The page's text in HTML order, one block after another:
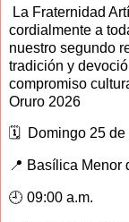
La Fraternidad
cordialmente a
nuestro segundo
tradición y
compromiso
Oruro 2026
🗓️ Domingo 25 de
📍 Basílica Menor
🕘 09:00 a.m.